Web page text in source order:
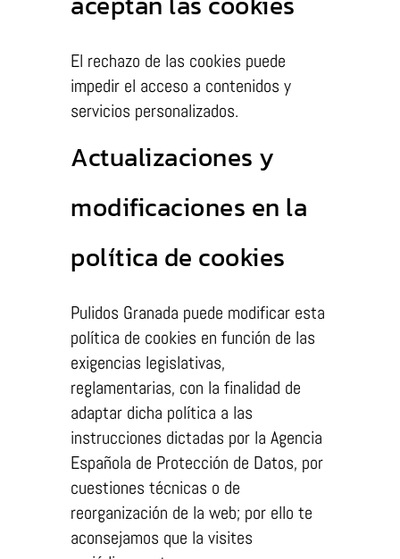
El rechazo de las cookies puede
impedir el acceso a contenidos y
servicios personalizados.
Actualizaciones y
modificaciones en la
política de cookies
Pulidos Granada puede modificar esta
política de cookies en función de las
exigencias legislativas,
reglamentarias, con la finalidad de
adaptar dicha política a las
instrucciones dictadas por la Agencia
Española de Protección de Datos, por
cuestiones técnicas o de
reorganización de la web; por ello te
aconsejamos que la visites